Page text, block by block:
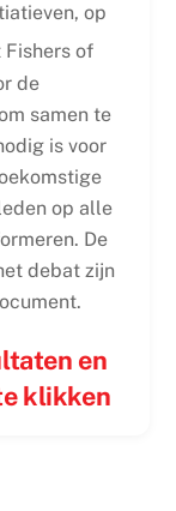
op
Fishers of
de
samen te
is voor
op alle
De
debat zijn
en
klikken